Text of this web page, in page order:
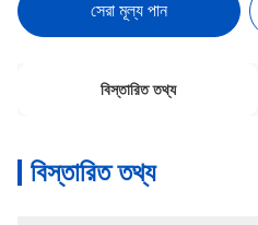
সেরা মূল্য পান
বিস্তারিত তথ্য
বিস্তারিত তথ্য